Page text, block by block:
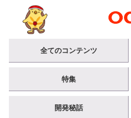
全てのコンテンツ
特集
開発秘話